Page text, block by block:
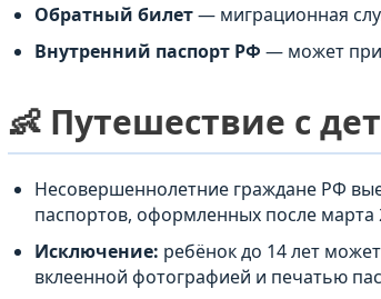
Обратный билет— миграционная
Внутренний паспорт РФ — может
👶 Путешествие с
Несовершеннолетние граждане РФ
паспортов, оформленных после марта
Исключение: ребёнок до 14 лет
вклеенной фотографией и печатью